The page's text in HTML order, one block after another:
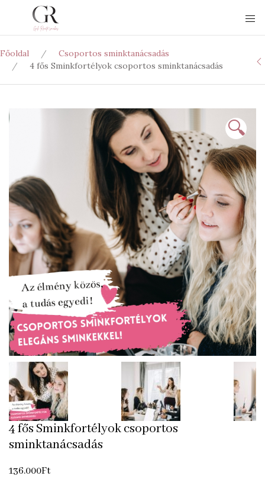
Főoldal
Csoportos sminktanácsadás
4 fős Sminkfortélyok csoportos sminktanácsadás
🔍
4 fős Sminkfortélyok csoportos
sminktanácsadás
136.000Ft